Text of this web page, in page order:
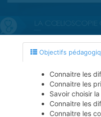
Objectifs
Connaitre les
Connaitre les
Savoir choisir
Connaitre les
Connaitre les